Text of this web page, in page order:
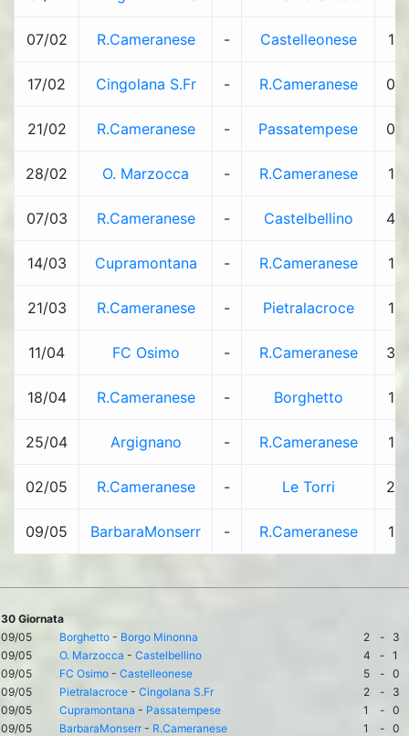
07/02 R.Cameranese - Castelleonese 1
17/02 Cingolana S.Fr - R.Cameranese 0
21/02 R.Cameranese - Passatempese 0
28/02 O. Marzocca - R.Cameranese 1
07/03 R.Cameranese - Castelbellino 4
14/03 Cupramontana - R.Cameranese 1
21/03 R.Cameranese - Pietralacroce 1
11/04 FC Osimo - R.Cameranese 3
18/04 R.Cameranese - Borghetto 1
25/04 Argignano - R.Cameranese 1
02/05 R.Cameranese - Le Torri 2
09/05 BarbaraMonserr - R.Cameranese 1
30 Giornata
09/05
Borghetto - Borgo Minonna 2 -
3
09/05
O. Marzocca - Castelbellino 4 - 1
09/05
FC Osimo - Castelleonese 5 - 0
09/05
Pietralacroce - Cingolana S.Fr 2 -
3
09/05
Cupramontana - Passatempese 1 - 0
09/05
BarbaraMonserr- R.Cameranese 1 - 0